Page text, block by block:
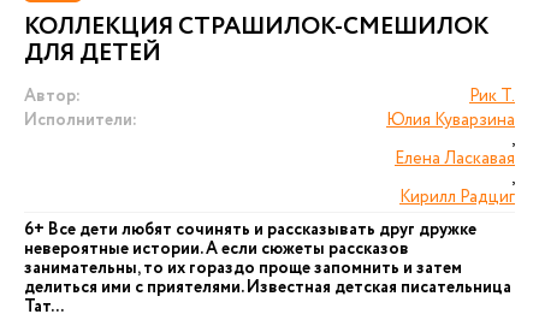
КОЛЛЕКЦИЯ СТРАШИЛОК-СМЕШИЛОК
ДЛЯ ДЕТЕЙ
Автор:
Рик Т.
Исполнители:
Юлия Куварзина
,
Елена Ласкавая
,
Кирилл Радциг
6+ Все дети любят сочинять и рассказывать друг дружке
невероятные истории. А если сюжеты рассказов
занимательны, то их гораздо проще запомнить и затем
делиться ими с приятелями. Известная детская писательница
Тат...